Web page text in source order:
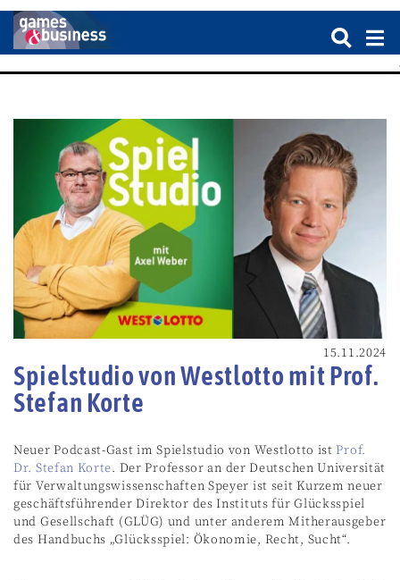
15.11.2024
Spielstudio von Westlotto mit Prof.
Stefan Korte
Neuer Podcast-Gast im Spielstudio von Westlotto ist Prof.
Dr. Stefan Korte. Der Professor an der Deutschen Universität
für Verwaltungswissenschaften Speyer ist seit Kurzem neuer
geschäftsführender Direktor des Instituts für Glücksspiel
und Gesellschaft (GLÜG) und unter anderem Mitherausgeber
des Handbuchs „Glücksspiel: Ökonomie, Recht, Sucht“.